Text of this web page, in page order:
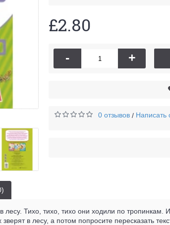
£2.80
- +
0 отзывов / Написать
лесу. Тихо, тихо, тихо они ходили по
в лесу, а потом попросите пересказать